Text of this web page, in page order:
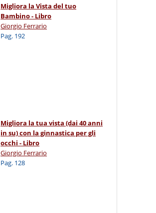
Migliora la Vista del tuo
Bambino - Libro
Giorgio Ferrario
Pag. 192
Migliora la tua vista (dai 40 anni
in su) con la ginnastica per gli
occhi - Libro
Giorgio Ferrario
Pag. 128